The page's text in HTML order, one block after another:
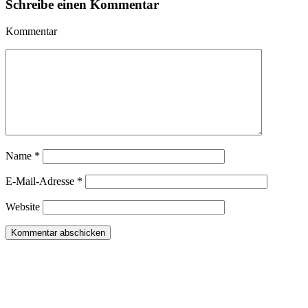
Schreibe einen Kommentar
Kommentar
Name *
E-Mail-Adresse *
Website